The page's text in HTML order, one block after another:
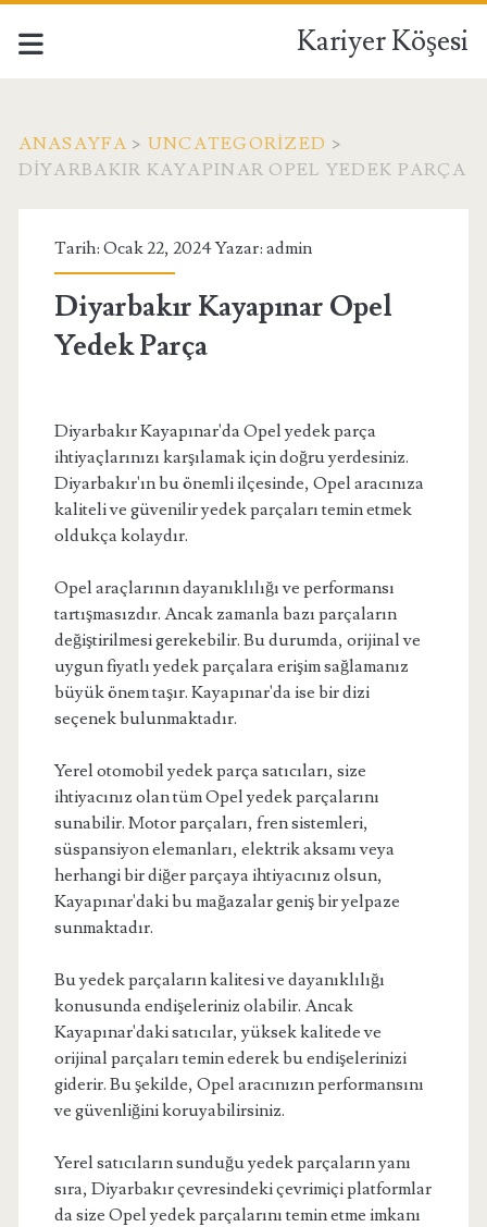
Kariyer Köşesi
ANASAYFA > UNCATEGORIZED >
DIYARBAKIR KAYAPINAR OPEL YEDEK PARÇA
Tarih: Ocak 22, 2024 Yazar: admin
Diyarbakır Kayapınar Opel
Yedek Parça
Diyarbakır Kayapınar'da Opel yedek parça
ihtiyaçlarınızı karşılamak için doğru yerdesiniz.
Diyarbakır'ın bu önemli ilçesinde, Opel aracınıza
kaliteli ve güvenilir yedek parçaları temin etmek
oldukça kolaydır.
Opel araçlarının dayanıklılığı ve performansı
tartışmasızdır. Ancak zamanla bazı parçaların
değiştirilmesi gerekebilir. Bu durumda, orijinal ve
uygun fiyatlı yedek parçalara erişim sağlamanız
büyük önem taşır. Kayapınar'da ise bir dizi
seçenek bulunmaktadır.
Yerel otomobil yedek parça satıcıları, size
ihtiyacınız olan tüm Opel yedek parçalarını
sunabilir. Motor parçaları, fren sistemleri,
süspansiyon elemanları, elektrik aksamı veya
herhangi bir diğer parçaya ihtiyacınız olsun,
Kayapınar'daki bu mağazalar geniş bir yelpaze
sunmaktadır.
Bu yedek parçaların kalitesi ve dayanıklılığı
konusunda endişeleriniz olabilir. Ancak
Kayapınar'daki satıcılar, yüksek kalitede ve
orijinal parçaları temin ederek bu endişelerinizi
giderir. Bu şekilde, Opel aracınızın performansını
ve güvenliğini koruyabilirsiniz.
Yerel satıcıların sunduğu yedek parçaların yanı
sıra, Diyarbakır çevresindeki çevrimiçi platformlar
da size Opel yedek parçalarını temin etme imkanı